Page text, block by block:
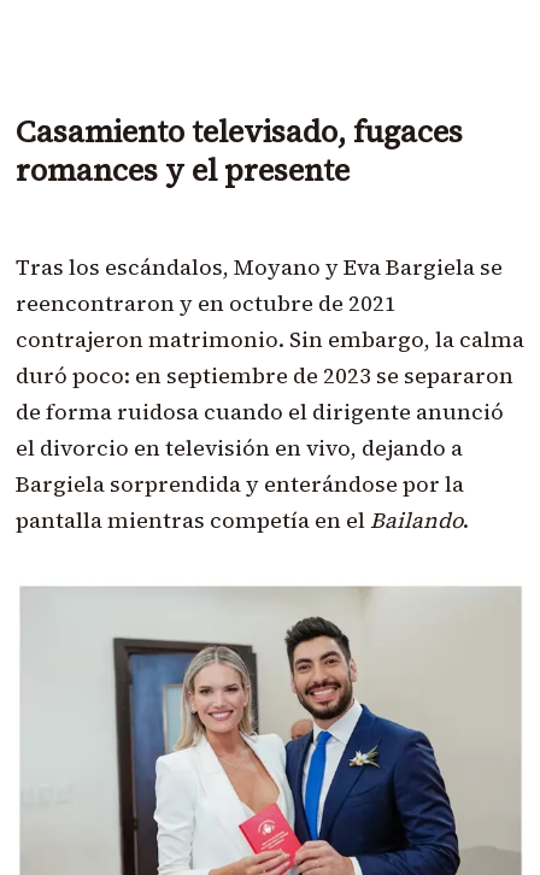
Casamiento televisado, fugaces
romances y el presente
Tras los escándalos, Moyano y Eva Bargiela se
reencontraron y en octubre de 2021
contrajeron matrimonio. Sin embargo, la calma
duró poco: en septiembre de 2023 se separaron
de forma ruidosa cuando el dirigente anunció
el divorcio en televisión en vivo, dejando a
Bargiela sorprendida y enterándose por la
pantalla mientras competía en elBailando.